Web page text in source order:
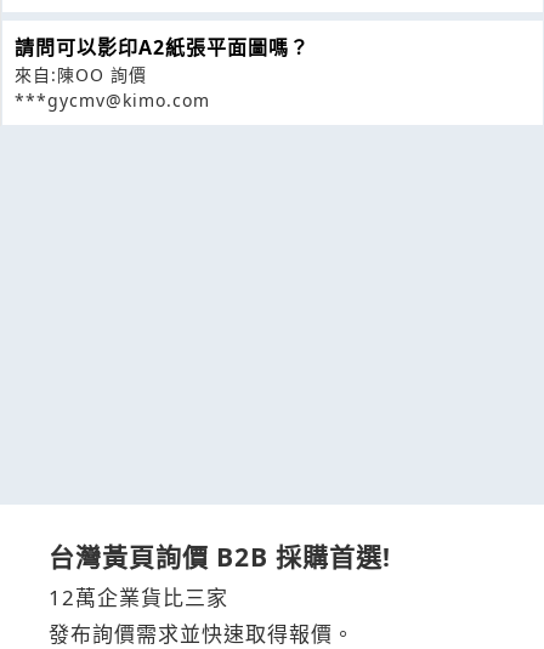
請問可以影印A2紙張平面圖嗎？
來自:陳OO 詢價
***gycmv@kimo.com
台灣黃頁詢價 B2B 採購首選!
12萬企業貨比三家
發布詢價需求並快速取得報價。